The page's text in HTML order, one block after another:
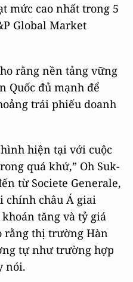
mức cao nhất trong 5
Global Market
rằng nền tảng vững
Quốc đủ mạnh để
trái phiếu doanh
hiện tại với cuộc
quá khứ,” Oh Suk-
từ Societe Generale,
chính châu Á giai
khoán tăng và tỷ giá
rằng thị trường Hàn
tự như trường hợp
nói.